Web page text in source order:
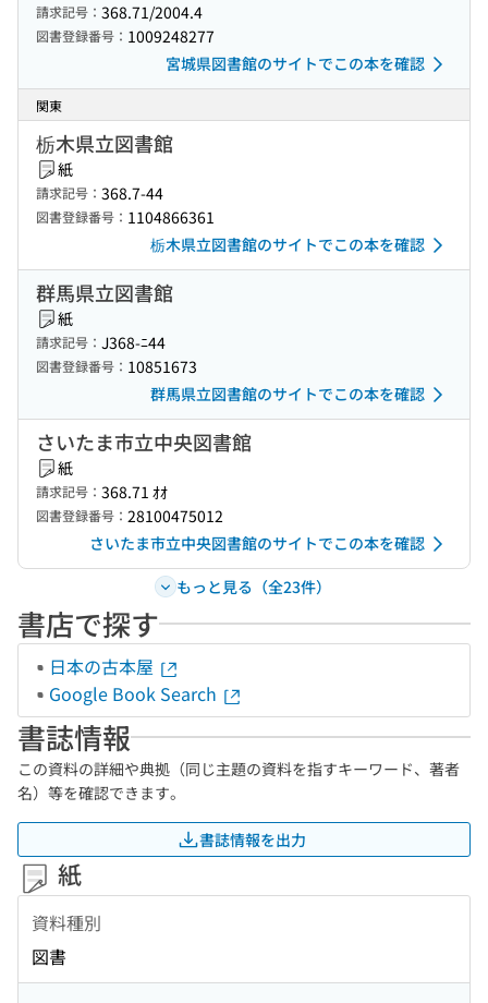
請求記号： 368.71/2004.4
図書登録番号： 1009248277
宮城県図書館のサイトでこの本を確認
関東
栃木県立図書館
紙
請求記号： 368.7-44
図書登録番号： 1104866361
栃木県立図書館のサイトでこの本を確認
群馬県立図書館
紙
請求記号： J368-ﾆ44
図書登録番号： 10851673
群馬県立図書館のサイトでこの本を確認
さいたま市立中央図書館
紙
請求記号： 368.71 ｵｵ
図書登録番号： 28100475012
さいたま市立中央図書館のサイトでこの本を確認
もっと見る（全23件）
書店で探す
日本の古本屋
Google Book Search
書誌情報
この資料の詳細や典拠（同じ主題の資料を指すキーワード、著者
名）等を確認できます。
書誌情報を出力
紙
資料種別
図書